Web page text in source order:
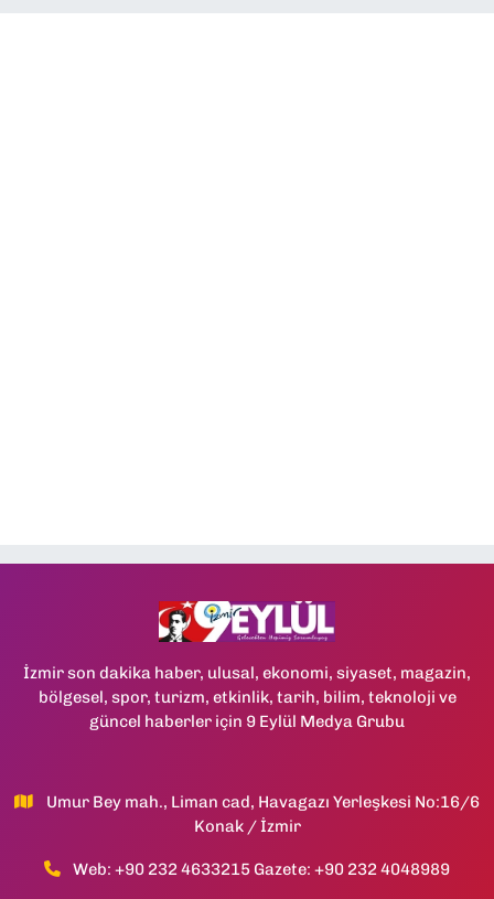
İzmir son dakika haber, ulusal, ekonomi, siyaset, magazin,
bölgesel, spor, turizm, etkinlik, tarih, bilim, teknoloji ve
güncel haberler için 9 Eylül Medya Grubu
Umur Bey mah., Liman cad, Havagazı Yerleşkesi No:16/6
Konak / İzmir
Web: +90 232 4633215 Gazete: +90 232 4048989